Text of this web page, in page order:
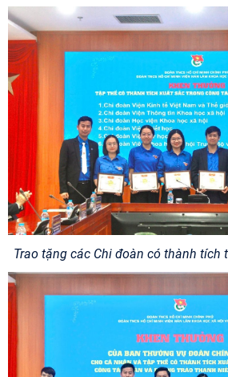
Trao tặng các Chi đoàn có thành tích